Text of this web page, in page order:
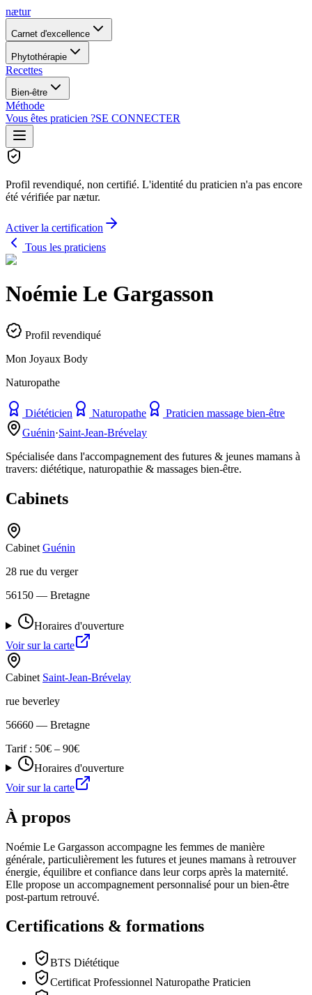
nætur
Carnet d'excellence
Phytothérapie
Recettes
Bien-être
Méthode
Vous êtes praticien ?SE CONNECTER
Profil revendiqué, non certifié. L'identité du praticien n'a pas encore
été vérifiée par nætur.
Activer la certification
Tous les praticiens
Noémie Le Gargasson
Profil revendiqué
Mon Joyaux Body
Naturopathe
Diététicien Naturopathe
Praticien massage bien-être
Guénin·Saint-Jean-Brévelay
Spécialisée dans l'accompagnement des futures & jeunes mamans à
travers: diététique, naturopathie & massages bien-être.
Cabinets
Cabinet Guénin
28 rue du verger
56150 — Bretagne
Horaires d'ouverture
Voir sur la carte
Cabinet Saint-Jean-Brévelay
rue beverley
56660 — Bretagne
Tarif : 50€ – 90€
Horaires d'ouverture
Voir sur la carte
À propos
Noémie Le Gargasson accompagne les femmes de manière
générale, particulièrement les futures et jeunes mamans à retrouver
énergie, équilibre et confiance dans leur corps après la maternité.
Elle propose un accompagnement personnalisé pour un bien-être
post-partum retrouvé.
Certifications & formations
BTS Diététique
Certificat Professionnel Naturopathe Praticien